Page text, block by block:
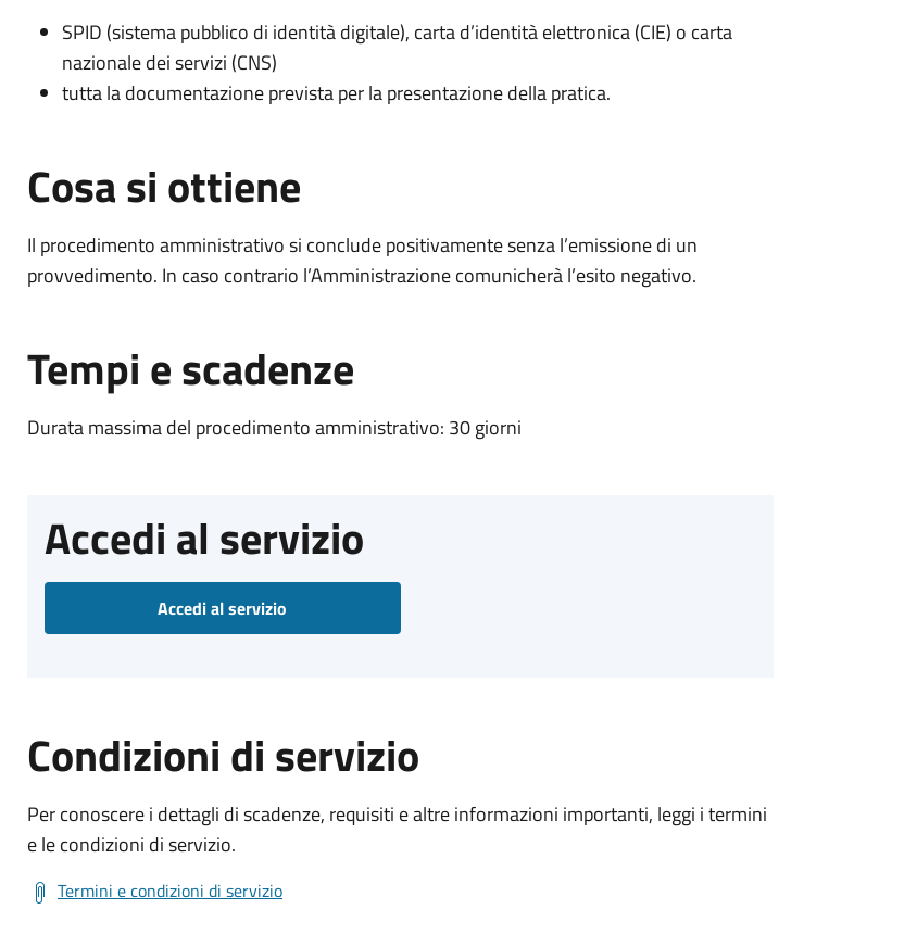
SPID (sistema pubblico di identità digitale), carta d’identità elettronica (CIE) o carta
nazionale dei servizi (CNS)
tutta la documentazione prevista per la presentazione della pratica.
Cosa si ottiene
Il procedimento amministrativo si conclude positivamente senza l’emissione di un
provvedimento. In caso contrario l’Amministrazione comunicherà l’esito negativo.
Tempi e scadenze
Durata massima del procedimento amministrativo: 30 giorni
Accedi al servizio
Accedi al servizio
Condizioni di servizio
Per conoscere i dettagli di scadenze, requisiti e altre informazioni importanti, leggi i termini
e le condizioni di servizio.
Termini e condizioni di servizio